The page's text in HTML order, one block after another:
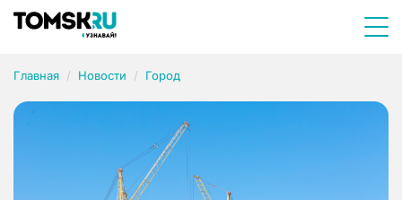
Главная Новости Город